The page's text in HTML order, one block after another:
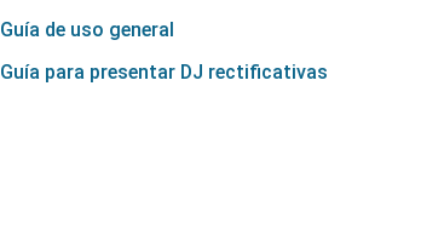
Guía de uso general
Guía para presentar DJ rectificativas